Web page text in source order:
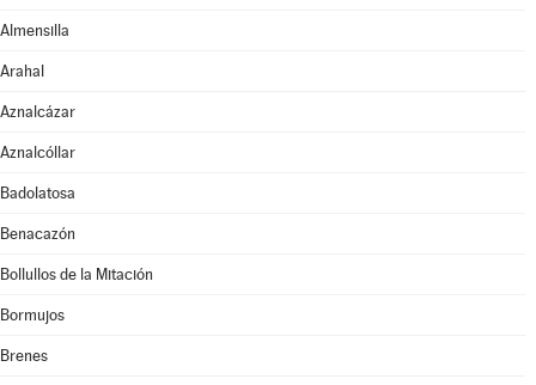
Almensilla
Arahal
Aznalcázar
Aznalcóllar
Badolatosa
Benacazón
Bollullos de la Mitación
Bormujos
Brenes